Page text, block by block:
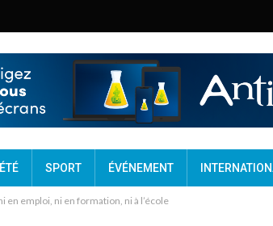
SPORT ÉVÉNEMENT
en emploi, ni en formation, ni à l’école